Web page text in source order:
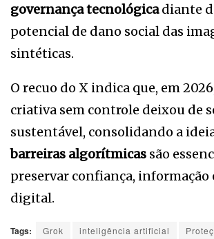
governança tecnológicadiante
potencial de dano social das
sintéticas.
O recuo do X indica que, em
criativa sem controle deixou de
sustentável, consolidando a
barreiras algorítmicas são
preservar confiança, informação
digital.
Tags: Grok inteligência artificial